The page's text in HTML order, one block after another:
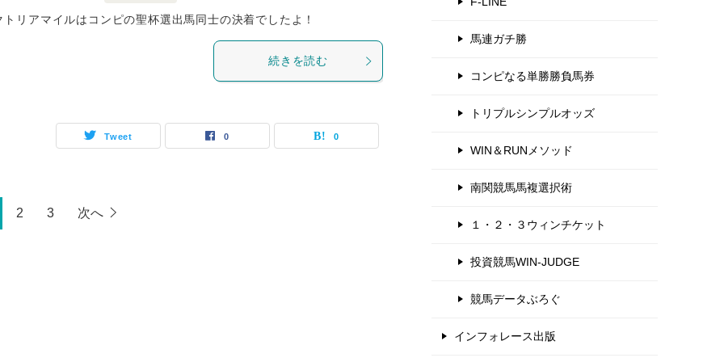
トリアマイルはコンピの聖杯選出馬同士の決着でしたよ！
続きを読む
Tweet 0 0
2 3 次へ
馬連ガチ勝
コンピなる単勝勝負馬券
トリプルシンプルオッズ
WIN＆RUNメソッド
南関競馬馬複選択術
１・２・３ウィンチケット
投資競馬WIN-JUDGE
競馬データぶろぐ
インフォレース出版